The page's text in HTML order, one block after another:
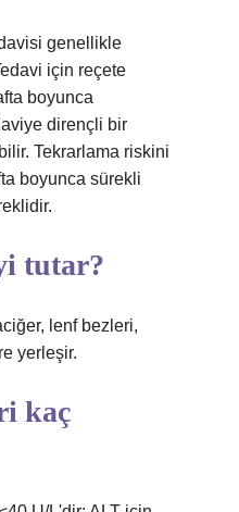
genellikle
için reçete
boyunca
dirençli bir
Tekrarlama riskini
boyunca sürekli
tutar?
lenf bezleri,
yerleşir.
kaç